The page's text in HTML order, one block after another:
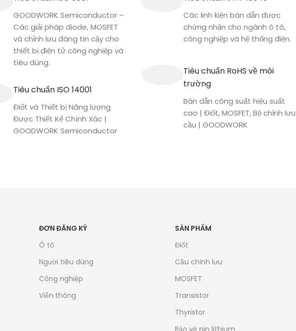
GOODWORK Semiconductor –
Các giải pháp diode, MOSFET
và chỉnh lưu đáng tin cậy cho
thiết bị điện tử công nghiệp và
tiêu dùng.
Tiêu chuẩn ISO 14001
Điốt và Thiết bị Năng lượng
Được Thiết Kế Chính Xác |
GOODWORK Semiconductor
Các linh kiện bán dẫn được
chứng nhận cho ngành ô tô,
công nghiệp và hệ thống điện.
Tiêu chuẩn RoHS về môi
trường
Bán dẫn công suất hiệu suất
cao | Điốt, MOSFET, Bộ chỉnh lưu
cầu | GOODWORK
ĐƠN ĐĂNG KÝ
Ô tô
Người tiêu dùng
Công nghiệp
Viễn thông
SẢN PHẨM
Điốt
Cầu chỉnh lưu
MOSFET
Transistor
Thyristor
Bảo vệ pin lithium